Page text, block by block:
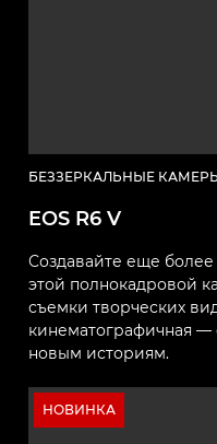
БЕЗЗЕРКАЛЬНЫЕ
EOS R6 V
Создавайте еще
этой полнокадровой
съемки творческих
кинематографичная —
новым историям.
НОВИНКА